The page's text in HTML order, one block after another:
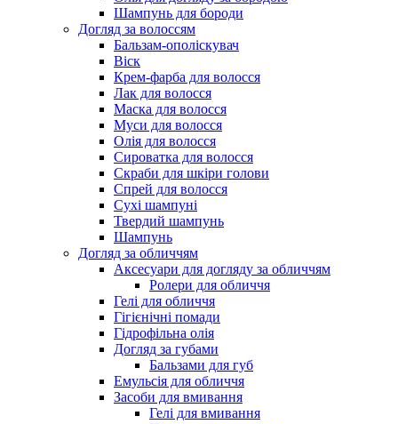
Шампунь для бороди
Догляд за волоссям
Бальзам-ополіскувач
Віск
Крем-фарба для волосся
Лак для волосся
Маска для волосся
Муси для волосся
Олія для волосся
Сироватка для волосся
Скраби для шкіри голови
Спрей для волосся
Сухі шампуні
Твердий шампунь
Шампунь
Догляд за обличчям
Аксесуари для догляду за обличчям
Ролери для обличчя
Гелі для обличчя
Гігієнічні помади
Гідрофільна олія
Догляд за губами
Бальзами для губ
Емульсія для обличчя
Засоби для вмивання
Гелі для вмивання